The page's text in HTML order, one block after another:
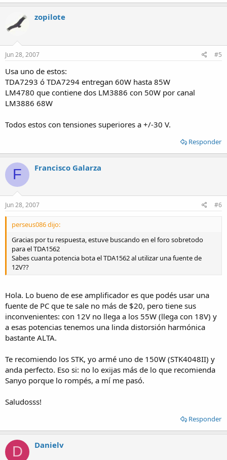
zopilote
Jun 28, 2007 #5
Usa uno de estos:
TDA7293 ó TDA7294 entregan 60W hasta 85W
LM4780 que contiene dos LM3886 con 50W por canal
LM3886 68W
Todos estos con tensiones superiores a +/-30 V.
Responder
F Francisco Galarza
Jun 28, 2007 #6
perseus086 dijo:
Gracias por tu respuesta, estuve buscando en el foro sobretodo
para el TDA1562
Sabes cuanta potencia bota el TDA1562 al utilizar una fuente de
12V??
Hola. Lo bueno de ese amplificador es que podés usar una
fuente de PC que te sale no más de $20, pero tiene sus
inconvenientes: con 12V no llega a los 55W (llega con 18V) y
a esas potencias tenemos una linda distorsión harmónica
bastante ALTA.
Te recomiendo los STK, yo armé uno de 150W (STK4048II) y
anda perfecto. Eso si: no lo exijas más de lo que recomienda
Sanyo porque lo rompés, a mí me pasó.
Saludosss!
Responder
D Danielv